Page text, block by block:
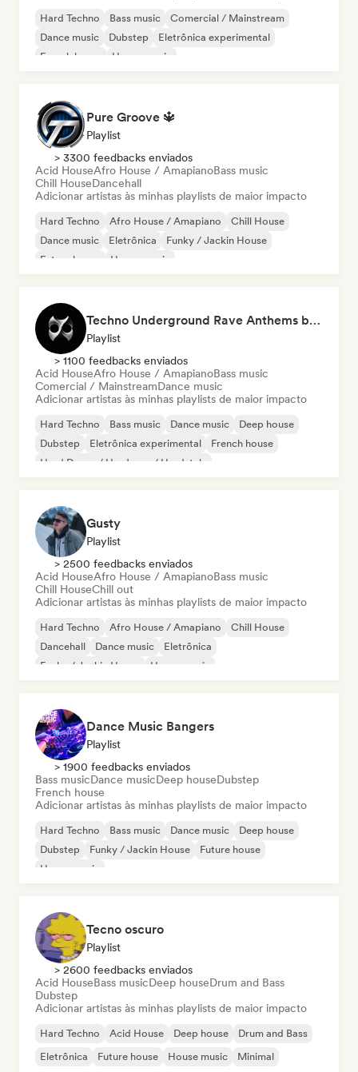
Hard Techno Bass music
Comercial / Mainstream
Dance music
Dubstep
Eletrônica experimental
French house
House music
Pure Groove 🔱
Playlist
> 3300 feedbacks enviados
Acid HouseAfro House / AmapianoBass music
Chill HouseDancehall
Adicionar artistas às minhas playlists de maior impacto
Hard Techno Afro House / Amapiano
Chill House
Dance music
Eletrônica
Funky / Jackin House
Future house
House music
Techno Underground Rave Anthems by Orphium
Playlist
> 1100 feedbacks enviados
Acid HouseAfro House / AmapianoBass music
Comercial / MainstreamDance music
Adicionar artistas às minhas playlists de maior impacto
Hard Techno Bass music Dance music
Deep house
Dubstep
Eletrônica experimental
French house
Hard Dance / Hardcore / Hardstyle
Gusty
Playlist
> 2500 feedbacks enviados
Acid HouseAfro House / AmapianoBass music
Chill HouseChill out
Adicionar artistas às minhas playlists de maior impacto
Hard Techno Afro House / Amapiano
Chill House
Dancehall
Dance music
Eletrônica
Funky / Jackin House
House music
Dance Music Bangers
Playlist
> 1900 feedbacks enviados
Bass musicDance musicDeep houseDubstep
French house
Adicionar artistas às minhas playlists de maior impacto
Hard Techno Bass music Dance music
Deep house
Dubstep
Funky / Jackin House
Future house
House music
Tecno oscuro
Playlist
> 2600 feedbacks enviados
Acid HouseBass musicDeep houseDrum and Bass
Dubstep
Adicionar artistas às minhas playlists de maior impacto
Hard Techno Acid House Deep house
Drum and Bass
Eletrônica
Future house House music Minimal